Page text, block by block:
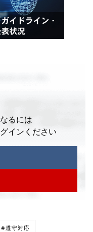
るには
インください
#遵守対応